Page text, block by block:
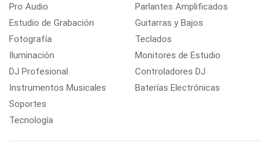
Pro Audio
Estudio de Grabación
Fotografía
Iluminación
DJ Profesional
Instrumentos Musicales
Soportes
Tecnología
Parlantes Amplificados
Guitarras y Bajos
Teclados
Monitores de Estudio
Controladores DJ
Baterías Electrónicas